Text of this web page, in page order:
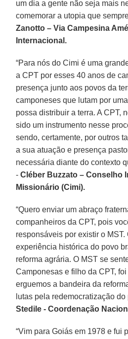
um dia a gente não seja mais
comemorar a utopia que
Zanotto – Via Campesina
Internacional.
“Para nós do Cimi é uma
a CPT por esses 40 anos de
presença junto aos povos da
camponeses que lutam por
possa distribuir a terra. A CPT,
sido um instrumento nesse
sendo, certamente, por outros
a sua atuação e presença
necessária diante do contexto
- Cléber Buzzato – Conselho
Missionário (Cimi).
“Quero enviar um abraço
companheiros da CPT, pois
responsáveis por existir o MST.
experiência histórica do povo
reforma agrária. O MST se
Camponesas e filho da CPT,
erguemos a bandeira da
lutas pela redemocratização do
Stedile - Coordenação
“Vim para Goiás em 1978 e fui